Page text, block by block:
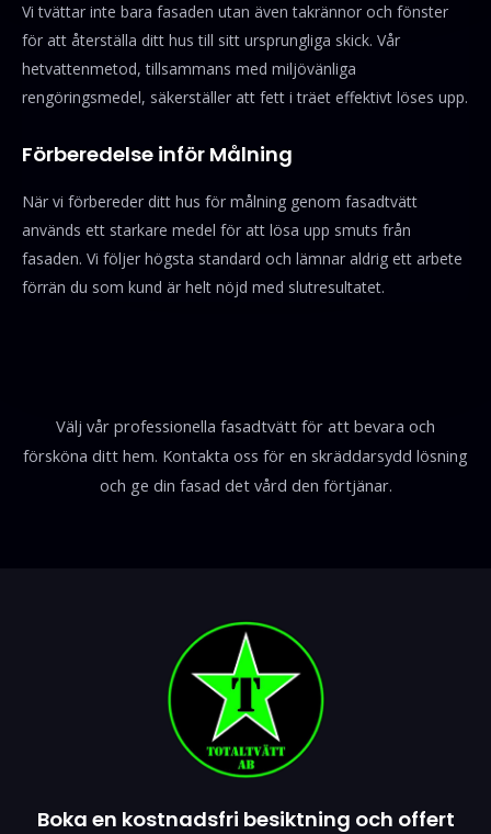
Vi tvättar inte bara fasaden utan även takrännor och fönster
för att återställa ditt hus till sitt ursprungliga skick. Vår
hetvattenmetod, tillsammans med miljövänliga
rengöringsmedel, säkerställer att fett i träet effektivt löses upp.
Förberedelse inför Målning
När vi förbereder ditt hus för målning genom fasadtvätt
används ett starkare medel för att lösa upp smuts från
fasaden. Vi följer högsta standard och lämnar aldrig ett arbete
förrän du som kund är helt nöjd med slutresultatet.
Välj vår professionella fasadtvätt för att bevara och
försköna ditt hem. Kontakta oss för en skräddarsydd lösning
och ge din fasad det vård den förtjänar.
Boka en kostnadsfri besiktning och offert